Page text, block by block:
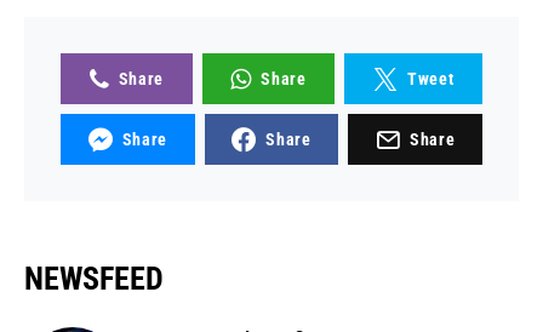
Share Share Tweet
Share Share Share
NEWSFEED